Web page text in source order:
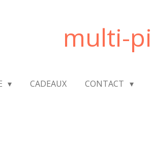
multi-
CADEAUX CONTACT